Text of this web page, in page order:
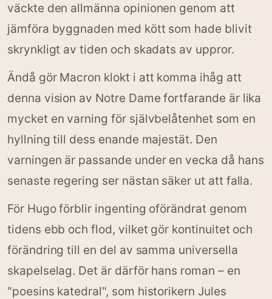
väckte den allmänna opinionen genom att
jämföra byggnaden med kött som hade blivit
skrynkligt av tiden och skadats av uppror.
Ändå gör Macron klokt i att komma ihåg att
denna vision av Notre Dame fortfarande är lika
mycket en varning för självbelåtenhet som en
hyllning till dess enande majestät. Den
varningen är passande under en vecka då hans
senaste regering ser nästan säker ut att falla.
För Hugo förblir ingenting oförändrat genom
tidens ebb och flod, vilket gör kontinuitet och
förändring till en del av samma universella
skapelselag. Det är därför hans roman – en
"poesins katedral", som historikern Jules